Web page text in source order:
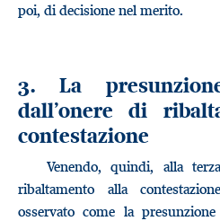
poi, di decisione nel merito.
3. La
dall’onere di
contestazione
Venendo, quindi, alla
ribaltamento alla
osservato come la